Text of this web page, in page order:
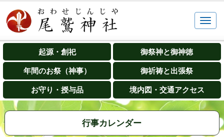
起源・創祀 御祭神と御神徳
年間のお祭（神事） 御祈祷と出張祭
お守り・授与品 境内図・交通アクセス
行事カレンダー